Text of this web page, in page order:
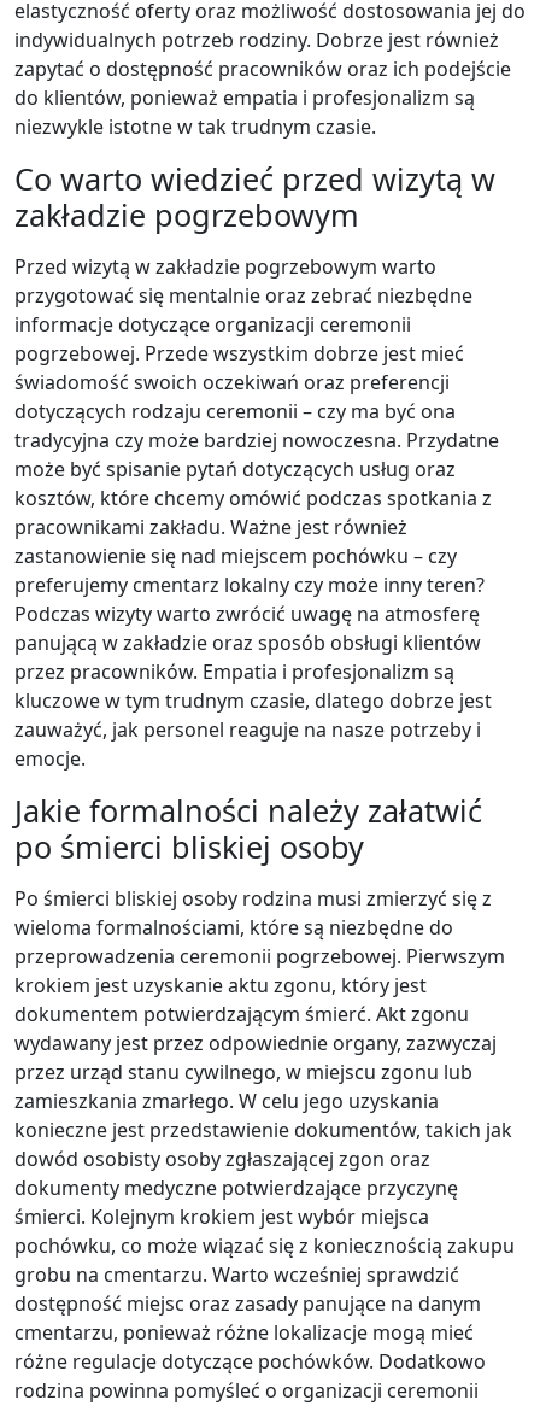
elastyczność oferty oraz możliwość dostosowania jej do
indywidualnych potrzeb rodziny. Dobrze jest również
zapytać o dostępność pracowników oraz ich podejście
do klientów, ponieważ empatia i profesjonalizm są
niezwykle istotne w tak trudnym czasie.
Co warto wiedzieć przed wizytą w
zakładzie pogrzebowym
Przed wizytą w zakładzie pogrzebowym warto
przygotować się mentalnie oraz zebrać niezbędne
informacje dotyczące organizacji ceremonii
pogrzebowej. Przede wszystkim dobrze jest mieć
świadomość swoich oczekiwań oraz preferencji
dotyczących rodzaju ceremonii – czy ma być ona
tradycyjna czy może bardziej nowoczesna. Przydatne
może być spisanie pytań dotyczących usług oraz
kosztów, które chcemy omówić podczas spotkania z
pracownikami zakładu. Ważne jest również
zastanowienie się nad miejscem pochówku – czy
preferujemy cmentarz lokalny czy może inny teren?
Podczas wizyty warto zwrócić uwagę na atmosferę
panującą w zakładzie oraz sposób obsługi klientów
przez pracowników. Empatia i profesjonalizm są
kluczowe w tym trudnym czasie, dlatego dobrze jest
zauważyć, jak personel reaguje na nasze potrzeby i
emocje.
Jakie formalności należy załatwić
po śmierci bliskiej osoby
Po śmierci bliskiej osoby rodzina musi zmierzyć się z
wieloma formalnościami, które są niezbędne do
przeprowadzenia ceremonii pogrzebowej. Pierwszym
krokiem jest uzyskanie aktu zgonu, który jest
dokumentem potwierdzającym śmierć. Akt zgonu
wydawany jest przez odpowiednie organy, zazwyczaj
przez urząd stanu cywilnego, w miejscu zgonu lub
zamieszkania zmarłego. W celu jego uzyskania
konieczne jest przedstawienie dokumentów, takich jak
dowód osobisty osoby zgłaszającej zgon oraz
dokumenty medyczne potwierdzające przyczynę
śmierci. Kolejnym krokiem jest wybór miejsca
pochówku, co może wiązać się z koniecznością zakupu
grobu na cmentarzu. Warto wcześniej sprawdzić
dostępność miejsc oraz zasady panujące na danym
cmentarzu, ponieważ różne lokalizacje mogą mieć
różne regulacje dotyczące pochówków. Dodatkowo
rodzina powinna pomyśleć o organizacji ceremonii